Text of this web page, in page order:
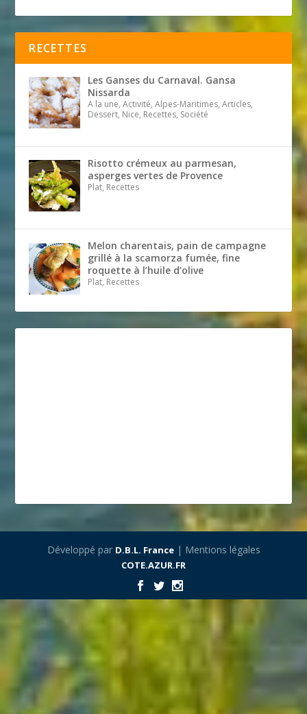
RECETTES
Les Ganses du Carnaval. Gansa
Nissarda
A la une, Activité, Alpes-Maritimes, Articles,
Dessert, Nice, Recettes, Société
Risotto crémeux au parmesan,
asperges vertes de Provence
Plat, Recettes
Melon charentais, pain de campagne
grillé à la scamorza fumée, fine
roquette à l’huile d’olive
Plat, Recettes
Développé par D.B.L. France| Mentions légales
COTE.AZUR.FR